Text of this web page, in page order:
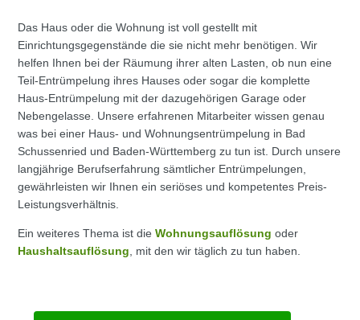
Das Haus oder die Wohnung ist voll gestellt mit
Einrichtungsgegenstände die sie nicht mehr benötigen. Wir
helfen Ihnen bei der Räumung ihrer alten Lasten, ob nun eine
Teil-Entrümpelung ihres Hauses oder sogar die komplette
Haus-Entrümpelung mit der dazugehörigen Garage oder
Nebengelasse. Unsere erfahrenen Mitarbeiter wissen genau
was bei einer Haus- und Wohnungsentrümpelung in Bad
Schussenried und Baden-Württemberg zu tun ist. Durch unsere
langjährige Berufserfahrung sämtlicher Entrümpelungen,
gewährleisten wir Ihnen ein seriöses und kompetentes Preis-
Leistungsverhältnis.
Ein weiteres Thema ist dieWohnungsauflösung oder
Haushaltsauflösung, mit den wir täglich zu tun haben.